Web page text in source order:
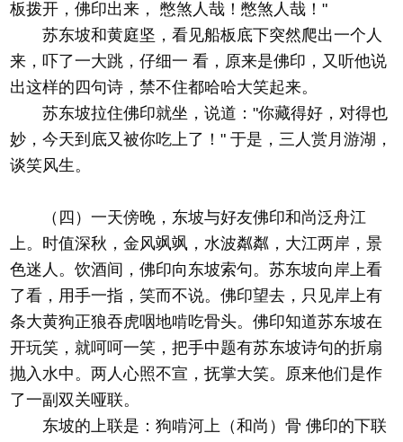
板拨开，佛印出来， 憋煞人哉！憋煞人哉！"
苏东坡和黄庭坚，看见船板底下突然爬出一个人
来，吓了一大跳，仔细一 看，原来是佛印，又听他说
出这样的四句诗，禁不住都哈哈大笑起来。
苏东坡拉住佛印就坐，说道："你藏得好，对得也
妙，今天到底又被你吃上了！" 于是，三人赏月游湖，
谈笑风生。
（四）一天傍晚，东坡与好友佛印和尚泛舟江
上。时值深秋，金风飒飒，水波粼粼，大江两岸，景
色迷人。饮酒间，佛印向东坡索句。苏东坡向岸上看
了看，用手一指，笑而不说。佛印望去，只见岸上有
条大黄狗正狼吞虎咽地啃吃骨头。佛印知道苏东坡在
开玩笑，就呵呵一笑，把手中题有苏东坡诗句的折扇
抛入水中。两人心照不宣，抚掌大笑。原来他们是作
了一副双关哑联。
东坡的上联是：狗啃河上（和尚）骨 佛印的下联